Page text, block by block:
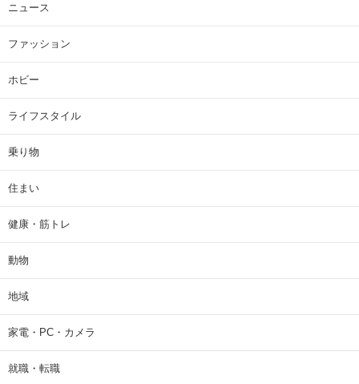
ニュース
ファッション
ホビー
ライフスタイル
乗り物
住まい
健康・筋トレ
動物
地域
家電・PC・カメラ
就職・転職